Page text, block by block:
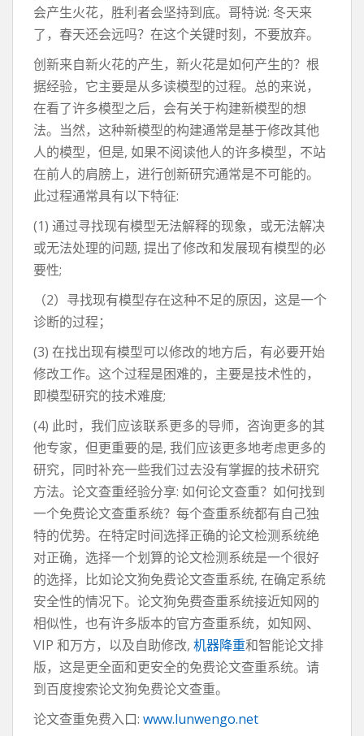
会产生火花，胜利者会坚持到底。哥特说: 冬天来
了，春天还会远吗？在这个关键时刻，不要放弃。
创新来自新火花的产生，新火花是如何产生的？根
据经验，它主要是从多读模型的过程。总的来说，
在看了许多模型之后，会有关于构建新模型的想
法。当然，这种新模型的构建通常是基于修改其他
人的模型，但是, 如果不阅读他人的许多模型，不站
在前人的肩膀上，进行创新研究通常是不可能的。
此过程通常具有以下特征:
(1) 通过寻找现有模型无法解释的现象，或无法解决
或无法处理的问题, 提出了修改和发展现有模型的必
要性;
（2）寻找现有模型存在这种不足的原因，这是一个
诊断的过程；
(3) 在找出现有模型可以修改的地方后，有必要开始
修改工作。这个过程是困难的，主要是技术性的，
即模型研究的技术难度;
(4) 此时，我们应该联系更多的导师，咨询更多的其
他专家，但更重要的是, 我们应该更多地考虑更多的
研究，同时补充一些我们过去没有掌握的技术研究
方法。论文查重经验分享: 如何论文查重？如何找到
一个免费论文查重系统？每个查重系统都有自己独
特的优势。在特定时间选择正确的论文检测系统绝
对正确，选择一个划算的论文检测系统是一个很好
的选择，比如论文狗免费论文查重系统, 在确定系统
安全性的情况下。论文狗免费查重系统接近知网的
相似性，也有许多版本的官方查重系统，如知网、
VIP 和万方，以及自助修改, 机器降重和智能论文排
版，这是更全面和更安全的免费论文查重系统。请
到百度搜索论文狗免费论文查重。
论文查重免费入口: www.lunwengo.net